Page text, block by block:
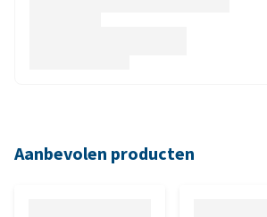
Aanbevolen producten